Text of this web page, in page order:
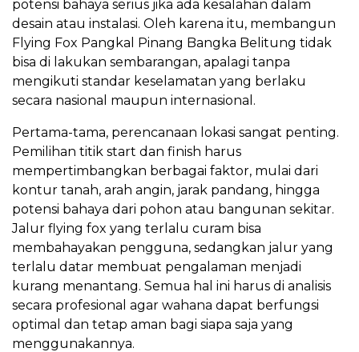
potensi bahaya serius jika ada kesalahan dalam
desain atau instalasi. Oleh karena itu, membangun
Flying Fox Pangkal Pinang Bangka Belitung tidak
bisa di lakukan sembarangan, apalagi tanpa
mengikuti standar keselamatan yang berlaku
secara nasional maupun internasional.
Pertama-tama, perencanaan lokasi sangat penting.
Pemilihan titik start dan finish harus
mempertimbangkan berbagai faktor, mulai dari
kontur tanah, arah angin, jarak pandang, hingga
potensi bahaya dari pohon atau bangunan sekitar.
Jalur flying fox yang terlalu curam bisa
membahayakan pengguna, sedangkan jalur yang
terlalu datar membuat pengalaman menjadi
kurang menantang. Semua hal ini harus di analisis
secara profesional agar wahana dapat berfungsi
optimal dan tetap aman bagi siapa saja yang
menggunakannya.